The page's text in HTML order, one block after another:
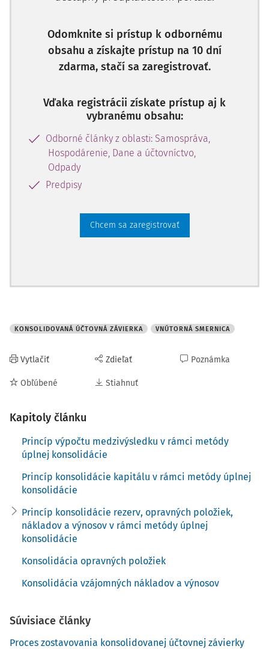
dátum ukončenia predbežného odsúhlasovania,
Odomknite si prístup k odbornému
obsahu a získajte prístup na 10 dní
zdarma, stačí sa zaregistrovať.
Vďaka registrácii získate prístup aj k
vybranému obsahu:
Odborné články z oblasti: Samospráva,
Hospodárenie, Dane a účtovníctvo,
Odpady
Predpisy
Chcem sa zaregistrovať
KONSOLIDOVANÁ ÚČTOVNÁ ZÁVIERKA VNÚTORNÁ SMERNICA
Vytlačiť
Obľúbené
Zdieľať
Stiahnuť
Poznámka
Kapitoly článku
Princíp výpočtu medzivýsledku v rámci metódy
úplnej konsolidácie
Princíp konsolidácie kapitálu v rámci metódy úplnej
konsolidácie
Princíp konsolidácie rezerv, opravných položiek,
nákladov a výnosov v rámci metódy úplnej
konsolidácie
Konsolidácia opravných položiek
Konsolidácia vzájomných nákladov a výnosov
Súvisiace články
Proces zostavovania konsolidovanej účtovnej závierky